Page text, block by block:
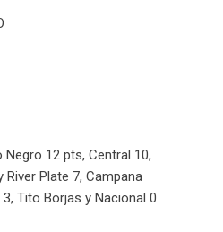
Negro 12 pts, Central 10,
River Plate 7, Campana
Tito Borjas y Nacional 0